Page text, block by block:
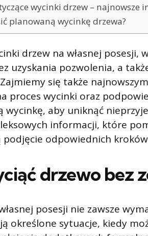
wycinki drzew – najnowsze
planowaną wycinkę drzewa?
drzew na własnej posesji,
uzyskania pozwolenia, a
się także
proces wycinki oraz
wycinkę, aby uniknąć
informacji, które
podjęcie odpowiednich
drzewo bez
posesji nie zawsze
określone sytuacje, kiedy